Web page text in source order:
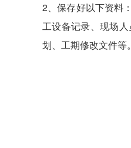
2、保存好以下资料
工设备记录、现场
划、工期修改文件等。